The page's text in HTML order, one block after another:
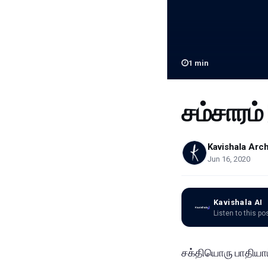
1 min
Kavishala
Jun 16, 2020
Kavishala AI
Listen to this
சக்தியொரு